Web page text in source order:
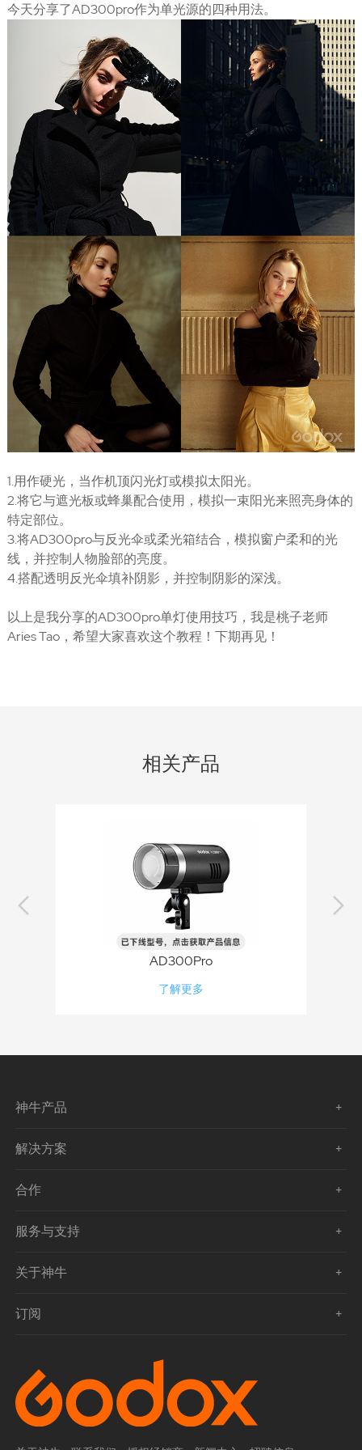
今天分享了AD300pro作为单光源的四种用法。
1.用作硬光，当作机顶闪光灯或模拟太阳光。
2.将它与遮光板或蜂巢配合使用，模拟一束阳光来照亮身体的
特定部位。
3.将AD300pro与反光伞或柔光箱结合，模拟窗户柔和的光
线，并控制人物脸部的亮度。
4.搭配透明反光伞填补阴影，并控制阴影的深浅。
以上是我分享的AD300pro单灯使用技巧，我是桃子老师
Aries Tao，希望大家喜欢这个教程！下期再见！
相关产品
AD300Pro
了解更多
神牛产品
解决方案
合作
服务与支持
关于神牛
订阅